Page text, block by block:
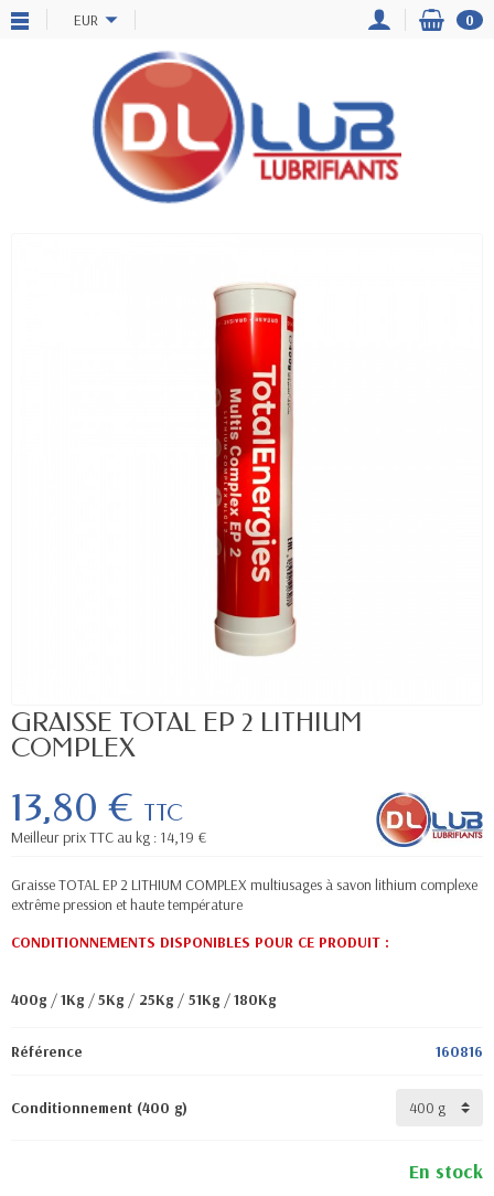
EUR 0
GRAISSE TOTAL EP 2 LITHIUM
COMPLEX
13,80 € TTC
Meilleur prix TTC au kg : 14,19 €
Graisse TOTAL EP 2 LITHIUM COMPLEX multiusages à savon lithium complexe
extrême pression et haute température
CONDITIONNEMENTS DISPONIBLES POUR CE PRODUIT :
400g /1Kg /5Kg / 25Kg / 51Kg /180Kg
Référence 160816
Conditionnement (400 g)
En stock